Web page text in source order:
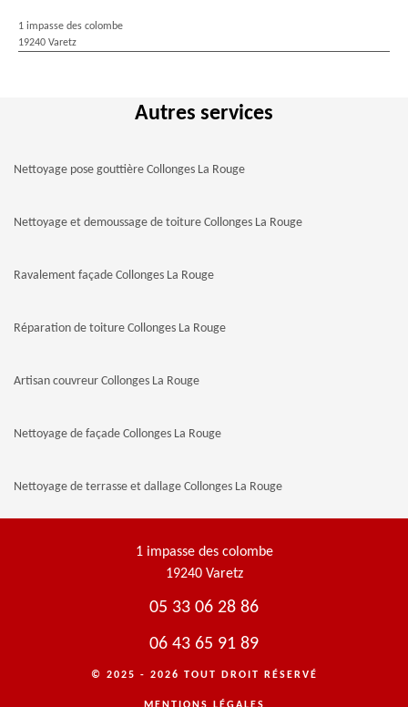
1 impasse des colombe
19240 Varetz
Autres services
Nettoyage pose gouttière Collonges La Rouge
Nettoyage et demoussage de toiture Collonges La Rouge
Ravalement façade Collonges La Rouge
Réparation de toiture Collonges La Rouge
Artisan couvreur Collonges La Rouge
Nettoyage de façade Collonges La Rouge
Nettoyage de terrasse et dallage Collonges La Rouge
1 impasse des colombe
19240 Varetz
05 33 06 28 86
06 43 65 91 89
© 2025 - 2026 TOUT DROIT RÉSERVÉ